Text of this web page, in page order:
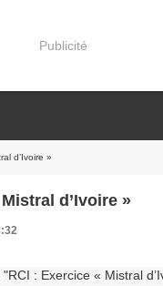
Publicité
d’Ivoire »
d’Ivoire »